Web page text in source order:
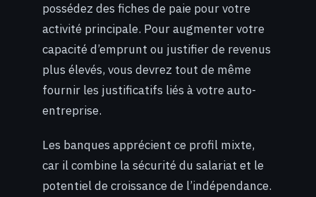
possédez des fiches de paie pour votre
activité principale. Pour augmenter votre
capacité d’emprunt ou justifier de revenus
plus élevés, vous devrez tout de même
fournir les justificatifs liés à votre auto-
entreprise.
Les banques apprécient ce profil mixte,
car il combine la sécurité du salariat et le
potentiel de croissance de l’indépendance.